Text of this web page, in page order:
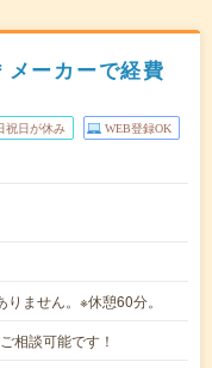
メーカーで経費
祝日が休み WEB登録OK
ません。※休憩60分。
相談可能です！